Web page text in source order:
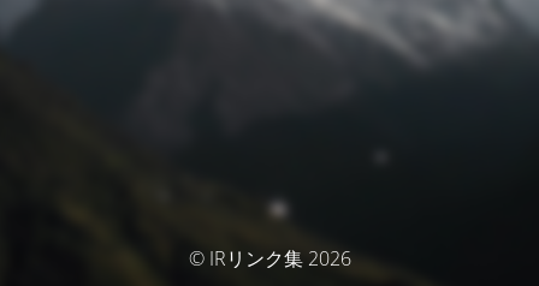
© IRリンク集 2026